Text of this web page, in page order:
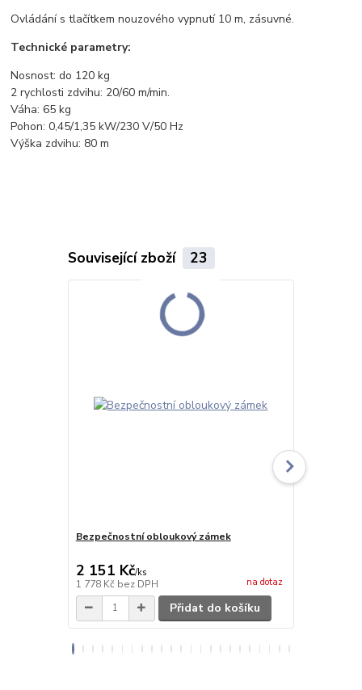
Ovládání s tlačítkem nouzového vypnutí 10 m, zásuvné.
Technické parametry:
Nosnost: do 120 kg
2 rychlosti zdvihu: 20/60 m/min.
Váha: 65 kg
Pohon: 0,45/1,35 kW/230 V/50 Hz
Výška zdvihu: 80 m
Související zboží 23
Bezpečnostní obloukový zámek
2 151 Kč/ks
1 778 Kč bez DPH na dotaz
Přidat do košíku